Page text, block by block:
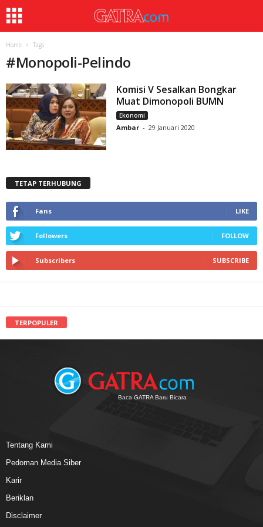
Home Tags
#Monopoli-Pelindo
Komisi V Sesalkan Bongkar
Muat Dimonopoli BUMN
Ekonomi
Ambar - 29 Januari 2020
TETAP TERHUBUNG
Fans LIKE
Followers FOLLOW
Subscribers SUBSCRIBE
TERPOPULER
Baca GATRA Baru Bicara
Tentang Kami
Pedoman Media Siber
Karir
Beriklan
Disclaimer